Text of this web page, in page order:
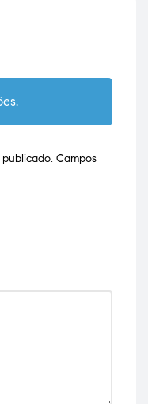
Campos